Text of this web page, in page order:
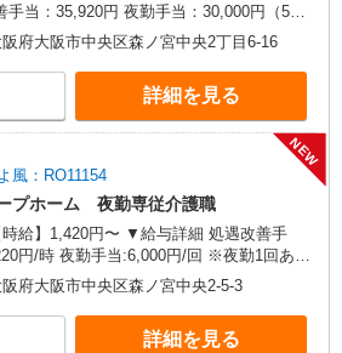
手当：35,920円 夜勤手当：30,000円（5回
回目以降は1回6,000円支給 ▼下記別途支
当 年末年始手当：380円/時 寸志あり：
6月・12月） ※業績による 特別報酬：平
万円（最高額120万円） ※2025年6月支給実
処遇改善手当は試用期間中(3ヶ月)は支給なし
阪府大阪市中央区森ノ宮中央2丁目6-16
詳細を見る
風：RO11154
NEW
プホーム 夜勤専従介護職
給】1,420円〜 ▼給与詳細 処遇改善手
円/時 夜勤手当:6,000円/回 ※夜勤1回あた
円（処遇改善手当含） ▼下記別途支給 通
末年始手当：380円/時 寸志あり：年2回
月） ※業績による ※処遇改善手当は試
中(3ヶ月)は支給なし
阪府大阪市中央区森ノ宮中央2-5-3
詳細を見る